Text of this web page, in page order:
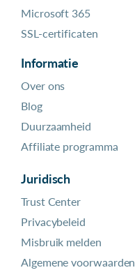
Microsoft 365
SSL-certificaten
Informatie
Over ons
Blog
Duurzaamheid
Affiliate programma
Juridisch
Trust Center
Privacybeleid
Misbruik melden
Algemene voorwaarden